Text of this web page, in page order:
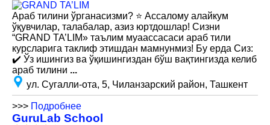
Араб тилини ўрганасизми? ⭐️ Ассалому алайкум
ўқувчилар, талабалар, азиз юртдошлар! Сизни
“GRAND TA’LIM» таълим муаассасаси араб тили
курсларига таклиф этишдан мамнунмиз! Бу ерда Сиз:
✔️ Ўз ишингиз ва ўқишингиздан бўш вақтингизда келиб
араб тилини ...
ул. Сугалли-ота, 5, Чиланзарский район, Ташкент
>>> Подробнее
GuruLab School